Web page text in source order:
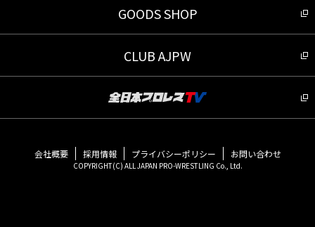
GOODS SHOP
CLUB AJPW
会社概要 採用情報 プライバシーポリシー お問い合わせ
COPYRIGHT(C) ALL JAPAN PRO-WRESTLING Co., Ltd.